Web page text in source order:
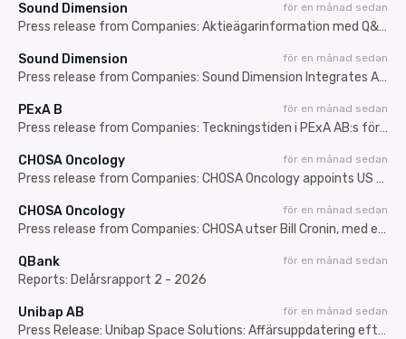
Sound Dimension för en månad sedan
Press release from Companies: Aktieägarinformation med Q&A: VD informerar om avtalet med TVU Networks
Sound Dimension för en månad sedan
Press release from Companies: Sound Dimension Integrates AiFi into TVU Networks'' MediaMesh, Unlocking Immersive Surround Sound for Viewers Worldwide
PExA B för en månad sedan
Press release from Companies: Teckningstiden i PExA AB:s företrädesemission av aktier inleds idag
CHOSA Oncology för en månad sedan
Press release from Companies: CHOSA Oncology appoints US commercialization Bill Cronin with a broad network in the oncology market, to accelerate launch of Platin-DRP
CHOSA Oncology för en månad sedan
Press release from Companies: CHOSA utser Bill Cronin, med ett bred erfarenhet av onkologimarknaden, att leda den amerikanska kommersialiseringen för att accelerera lanseringen av Platin-DRP
QBank för en månad sedan
Reports: Delårsrapport 2 - 2026
Unibap AB för en månad sedan
Press Release: Unibap Space Solutions: Affärsuppdatering efter Q2 2026